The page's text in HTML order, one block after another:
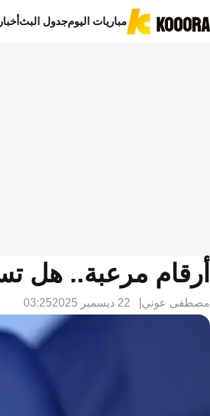
مباريات اليومجدول البثأخبار
أرقام مرعبة.. هل
مصطفى عوني 22 ديسمبر 2025 03:25